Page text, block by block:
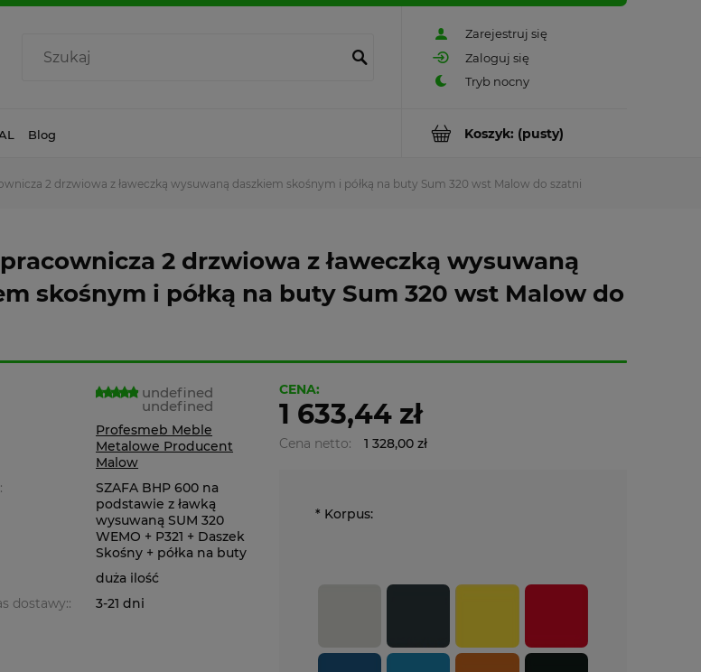
Zarejestruj się
Zaloguj się
Koszyk: (pusty)
Blog
2 drzwiowa z ławeczką wysuwaną daszkiem skośnym i półką na buty Sum 320 wst Malow do szatni
2 drzwiowa z ławeczką wysuwaną
skośnym i półką na buty Sum 320 wst Malow do
undefined
undefined
Profesmeb Meble
Metalowe Producent
Malow
SZAFA BHP 600 na
podstawie z ławką
wysuwaną SUM 320
WEMO + P321 + Daszek
Skośny + półka na buty
duża ilość
dostawy::
3-21 dni
CENA:
1 633,44 zł
Cena netto: 1 328,00 zł
* Korpus: